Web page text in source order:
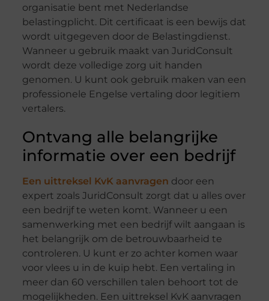
organisatie bent met Nederlandse
belastingplicht. Dit certificaat is een bewijs dat
wordt uitgegeven door de Belastingdienst.
Wanneer u gebruik maakt van JuridConsult
wordt deze volledige zorg uit handen
genomen. U kunt ook gebruik maken van een
professionele Engelse vertaling door legitiem
vertalers.
Ontvang alle belangrijke
informatie over een bedrijf
Een uittreksel KvK aanvragen door een
expert zoals JuridConsult zorgt dat u alles over
een bedrijf te weten komt. Wanneer u een
samenwerking met een bedrijf wilt aangaan is
het belangrijk om de betrouwbaarheid te
controleren. U kunt er zo achter komen waar
voor vlees u in de kuip hebt. Een vertaling in
meer dan 60 verschillen talen behoort tot de
mogelijkheden. Een uittreksel KvK aanvragen